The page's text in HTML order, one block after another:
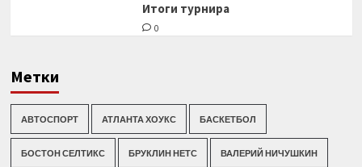
Итоги турнира
0
Метки
АВТОСПОРТ АТЛАНТА ХОУКС БАСКЕТБОЛ
БОСТОН СЕЛТИКС БРУКЛИН НЕТС ВАЛЕРИЙ НИЧУШКИН